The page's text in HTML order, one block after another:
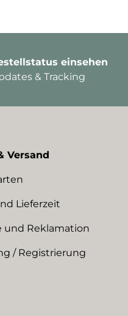
einsehen
& Tracking
Versand
Lieferzeit
und Reklamation
/ Registrierung